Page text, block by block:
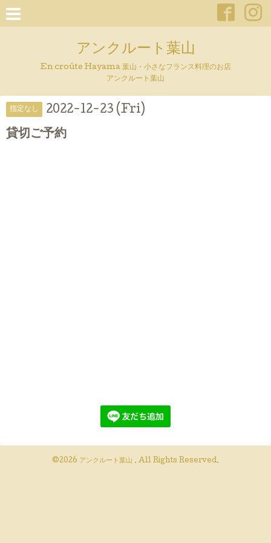
アンクルート葉山
En croûte Hayama 葉山・小さなフランス料理のお店
アンクルート葉山
指定なし 2022-12-23 (Fri)
貸切ご予約
©2026 アンクルート葉山 . All Rights Reserved.